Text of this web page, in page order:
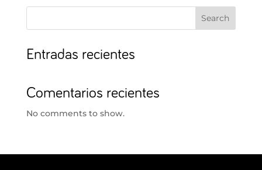
Search
Entradas recientes
Comentarios recientes
No comments to show.